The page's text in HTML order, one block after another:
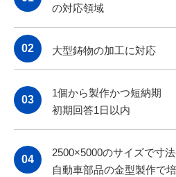
の対応領域
02 大型鋳物の加工に対応
03
1個から製作かつ短納期
初期回答1日以内
2
04
500×5000のサイズで寸
自動車部品の金型製作で